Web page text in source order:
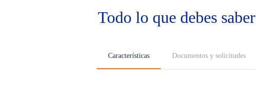
Todo lo que debes saber
Características Documentos y solicitudes